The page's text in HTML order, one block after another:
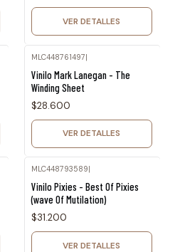
VER DETALLES
MLC448761497|
Vinilo Mark Lanegan - The
Winding Sheet
$28.600
VER DETALLES
MLC448793589
Vinilo Pixies - Best Of Pixies
(wave Of Mutilation)
$31.200
VER DETALLES